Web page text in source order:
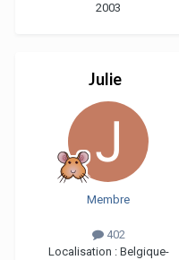
2003
Julie
Membre
402
Localisation : Belgique-